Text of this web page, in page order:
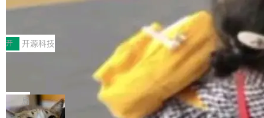
传输性能最高提升5倍。UCL-MPComm底层基
于自研UCL-Engine通信引擎，后续腾讯网平将
持续开源更多基于UCL-Engine的高性能通信组
件。 腾讯网平团队在UCL-MPComm中实现了一
个独立于业务线程的全局通信引擎（Engine），
创新与落地成效成功入选。 全链路私有化部署，
助力企业AI研发安全落地 当前，越来越多企业已
经开始引入 AI Coding 工具，通过调用公有云模
型或企业内部部署模型提升研发效率。但随着 AI
Coding 从个人辅助工具逐步走向团队级、组织
级应用，企业在规模化落地过程中，对安全性、
可控性和代码质量提出了更高要求。 首先是数据
安全与合规要求。对于大多数普通研发场景，公
深信服AI算力网关入选工信部人工智能
前不久，工业和信息化部正式发布《2025年人工
智能应用典型案例名单》，集中展示人工智能在
各领域的应用成果，覆盖技术底座、行业赋能、
产品应用、支撑保障、专题等五大方向。深信服
AI算力网关（AI创新平台）成功入选！ 随着各行
各业的Agent走向规模化建设，算力构成形态逐
渐丰富，用户关注的重点也在发生变化：不只是
开 开源科技
Jeff Dean 离开 Google：一个时代的结
束，一个实验室的开始
Google 员工编号 20。MapReduce 作者之一。
Bigtable 作者之一。TensorFlow 的作者之一。
Gemini 的架构师。Google 首席科学家。 Jeff D
局